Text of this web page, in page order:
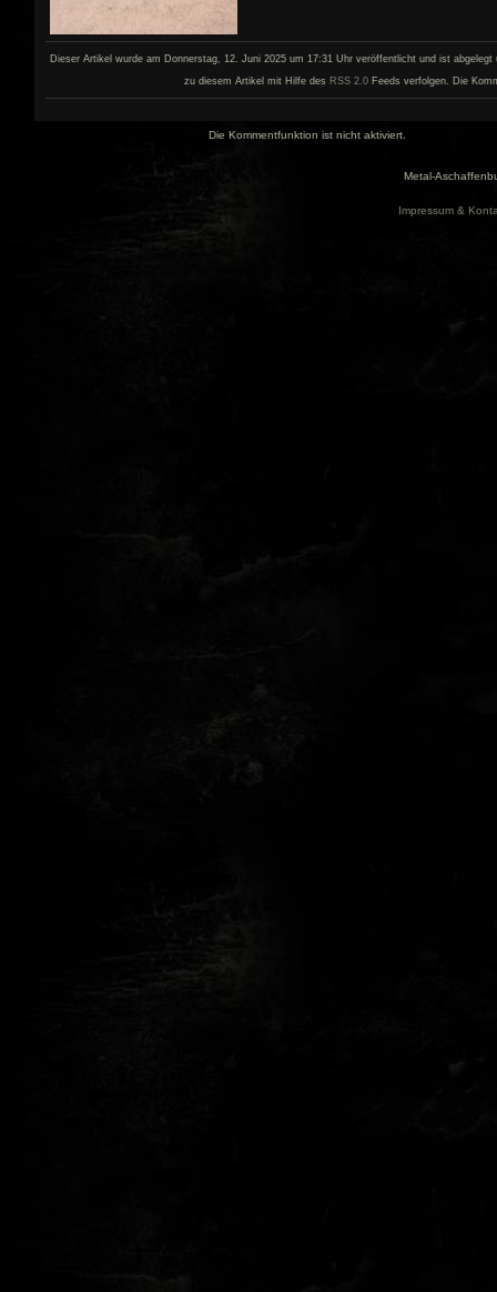
Dieser Artikel wurde am Donnerstag, 12. Juni 2025 um 17:31 Uhr veröffentlicht und ist
zu diesem Artikel mit Hilfe des RSS 2.0 Feeds verfolgen. Die
Die Kommentfunktion ist nicht aktiviert.
Metal-
Impressum &